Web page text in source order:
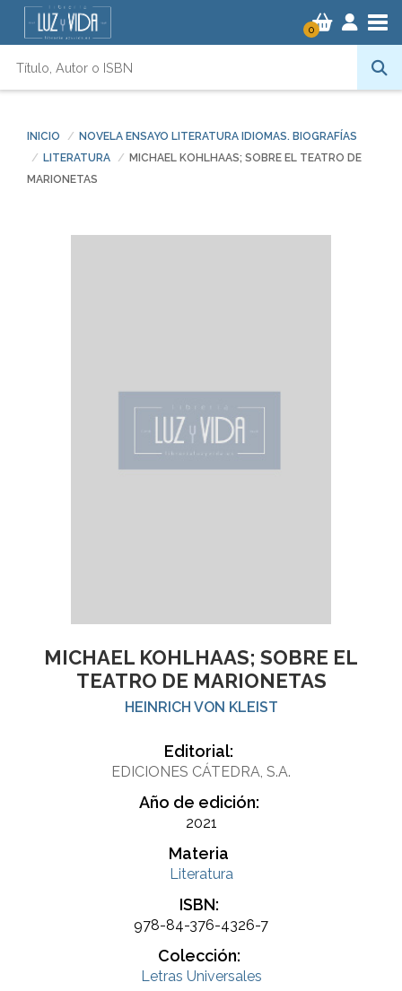
0
INICIO
NOVELA ENSAYO LITERATURA IDIOMAS. BIOGRAFÍAS
LITERATURA
MICHAEL KOHLHAAS; SOBRE EL TEATRO DE
MARIONETAS
MICHAEL KOHLHAAS; SOBRE EL
TEATRO DE MARIONETAS
HEINRICH VON KLEIST
Editorial:
EDICIONES CÁTEDRA, S.A.
Año de edición:
2021
Materia
Literatura
ISBN:
978-84-376-4326-7
Colección:
Letras Universales